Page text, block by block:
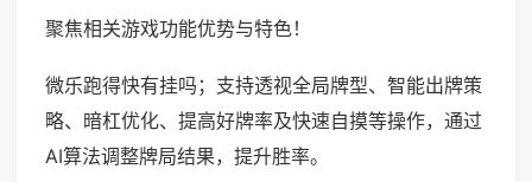
聚焦相关游戏功能优势与特色！
微乐跑得快有挂吗；支持透视全局牌型、智能出牌策
略、暗杠优化、提高好牌率及快速自摸等操作，通过
AI算法调整牌局结果，提升胜率。